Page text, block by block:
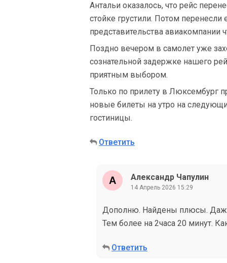
Антальи оказалось, что рейс
стойке грустили. Потом
представительства авиакомпании
Поздно вечером в самолет уже
сознательной задержке нашего
приятным выбором.
Только по прилету в Люксембург
новые билеты на утро на
гостиницы.
Ответить
Александр Чапулин
14 Апрель 2026 15:29
Дополню. Найдены плюсы.
Тем более на 2часа 20 минут.
Ответить